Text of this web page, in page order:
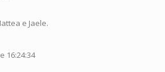
e Jaele.
16:24:34